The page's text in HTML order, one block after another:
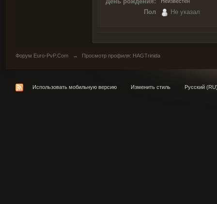
Пол Не указал
Форум Euro-PvP.Com → Просмотр профиля: HAGTrinida
Использовать мобильную версию Изменить стиль Русский